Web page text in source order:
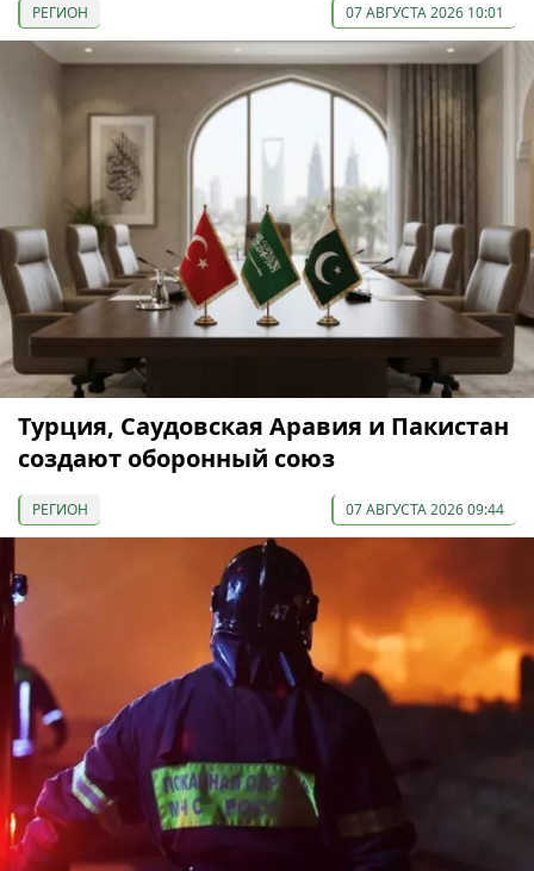
РЕГИОН 07 АВГУСТА 2026 10:01
Турция, Саудовская Аравия и Пакистан
создают оборонный союз
РЕГИОН 07 АВГУСТА 2026 09:44